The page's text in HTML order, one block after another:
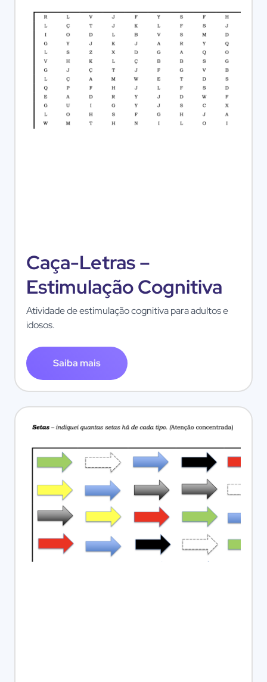
Caça-Letras –
Estimulação Cognitiva
Atividade de estimulação cognitiva para adultos e
idosos.
Saiba mais